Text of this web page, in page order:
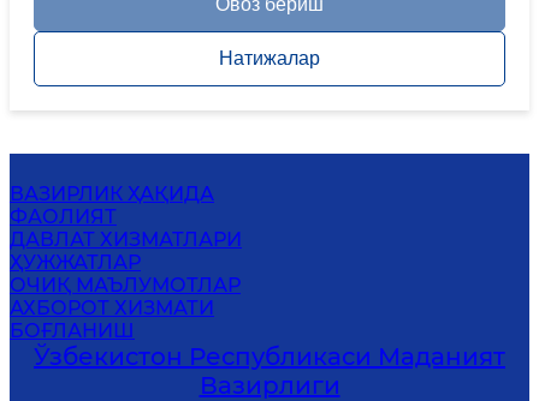
Натижалар
ВАЗИРЛИК ҲАҚИДА
ФАОЛИЯТ
ДАВЛАТ ХИЗМАТЛАРИ
ҲУЖЖАТЛАР
ОЧИҚ МАЪЛУМОТЛАР
АХБОРОТ ХИЗМАТИ
БОҒЛАНИШ
Ўзбекистон Республикаси Маданият
Вазирлиги